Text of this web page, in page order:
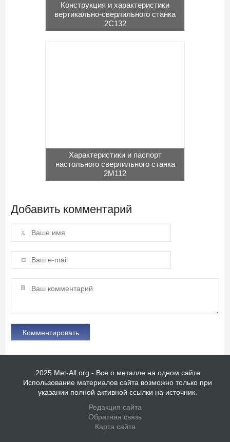
Конструкция и характеристики
вертикально-сверлильного станка
2С132
Характеристики и паспорт
настольного сверлильного станка
2М112
Добавить комментарий
2025 Met-All.org - Все о металле на одном сайте
Использование материалов сайта возможно только при
указании полной активной ссылки на источник.
Редакция сайта
Обратная связь
Карта сайта